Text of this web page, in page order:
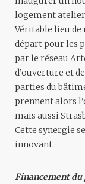
logement
Véritable lieu de
départ pour les
par le réseau
d’ouverture et
parties du
prennent alors
mais aussi
Cette synergie
innovant.
Financement